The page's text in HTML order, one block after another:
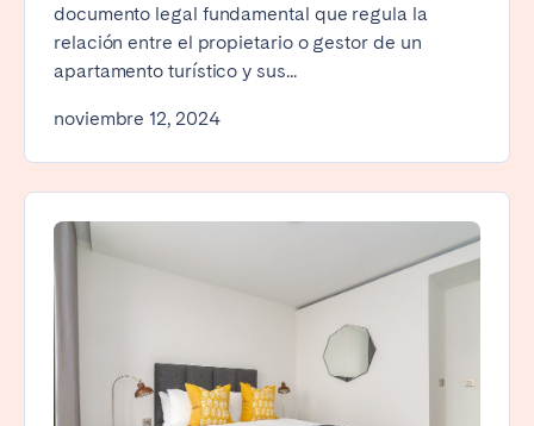
documento legal fundamental que regula la
relación entre el propietario o gestor de un
apartamento turístico y sus...
noviembre 12, 2024